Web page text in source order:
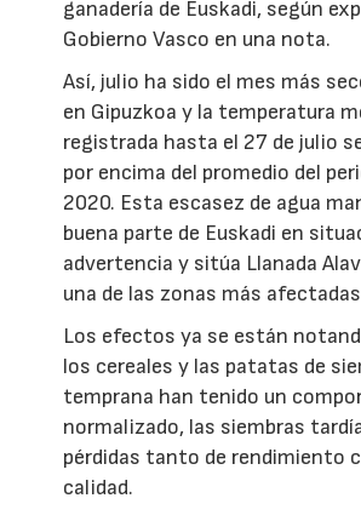
ganadería de Euskadi, según
Gobierno Vasco en una nota.
Así, julio ha sido el mes más
en Gipuzkoa y la temperatura
registrada hasta el 27 de julio
por encima del promedio del
2020. Esta escasez de agua
buena parte de Euskadi en
advertencia y sitúa Llanada
una de las zonas más
Los efectos ya se están
los cereales y las patatas de
temprana han tenido un
normalizado, las siembras
pérdidas tanto de rendimiento
calidad.